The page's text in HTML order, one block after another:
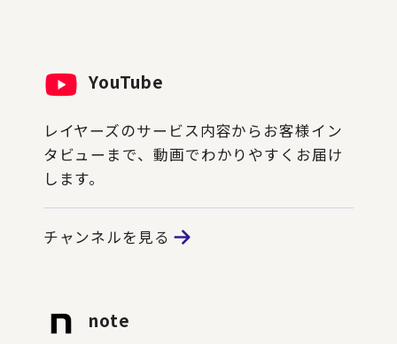
YouTube
レイヤーズのサービス内容からお客様イン
タビューまで、動画でわかりやすくお届け
します。
チャンネルを見る
note